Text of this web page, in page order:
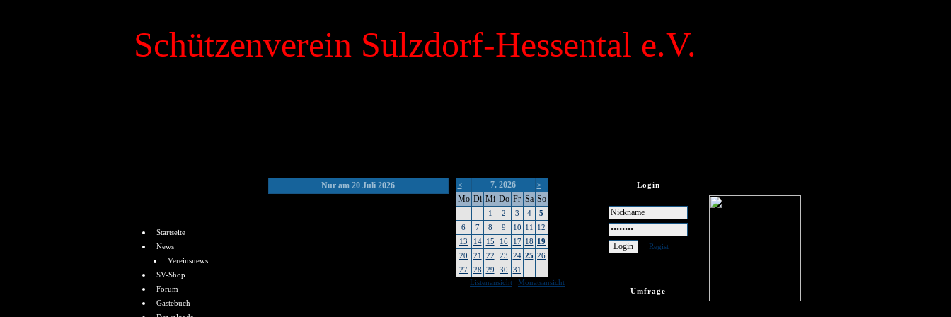
Schützenverein Sulzdorf-Hessental e.V.
Startseite
News
Vereinsnews
SV-Shop
Forum
Gästebuch
Nur am 20 Juli 2026 < 7. 2026 >
Mo Di Mi Do Fr Sa So
1 2 3 4
5
6
7 8 9 10 11
12
13
14 15 16 17 18 19
20
21 22 23 24 25 26
27
28 29 30
31
Listenansicht
Monatsansicht
Login
Regist
Umfrage